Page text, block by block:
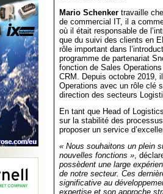
Mario Schenker travaille
de commercial IT, il a
où il était responsable de
que du suivi des clients en
rôle important dans
programme de partenariat
fonction de Sales
CRM. Depuis octobre 2019,
Operations avec un rôle clé
direction des secteurs
En tant que Head of
sur la stabilité des
proposer un service
« Nous souhaitons un plein
nouvelles fonctions »,
possèdent une large
de notre secteur. Ces
significative au
expertise et son approche